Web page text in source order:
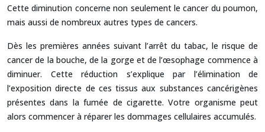
Cette diminution concerne non seulement le cancer du poumon,
mais aussi de nombreux autres types de cancers.
Dès les premières années suivant l’arrêt du tabac, le risque de
cancer de la bouche, de la gorge et de l’œsophage commence à
diminuer. Cette réduction s’explique par l’élimination de
l’exposition directe de ces tissus aux substances cancérigènes
présentes dans la fumée de cigarette. Votre organisme peut
alors commencer à réparer les dommages cellulaires accumulés.